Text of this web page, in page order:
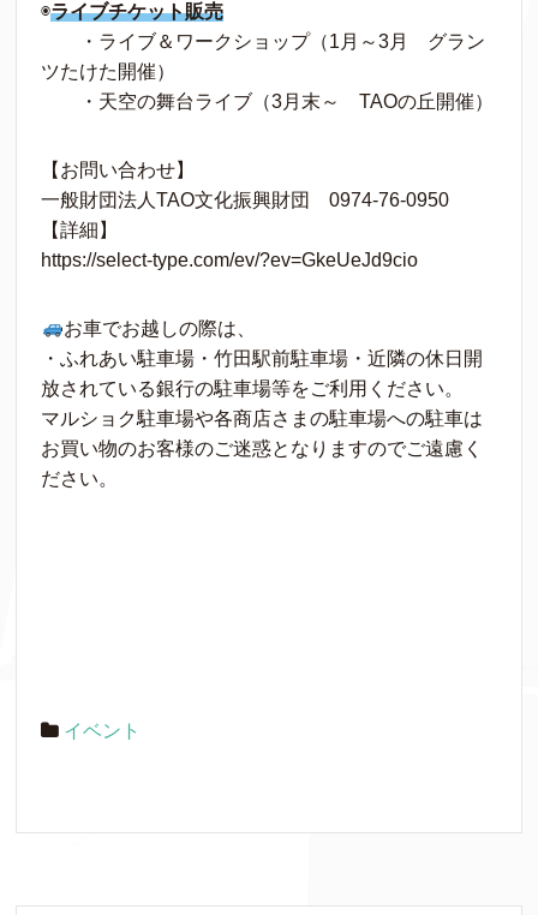
◉ライブチケット販売
・ライブ＆ワークショップ（1月～3月 グラン
ツたけた開催）
・天空の舞台ライブ（3月末～ TAOの丘開催）
【お問い合わせ】
一般財団法人TAO文化振興財団 0974-76-0950
【詳細】
https://select-type.com/ev/?ev=GkeUeJd9cio
お車でお越しの際は、
・ふれあい駐車場・竹田駅前駐車場・近隣の休日開
放されている銀行の駐車場等をご利用ください。
マルショク駐車場や各商店さまの駐車場への駐車は
お買い物のお客様のご迷惑となりますのでご遠慮く
ださい。
イベント